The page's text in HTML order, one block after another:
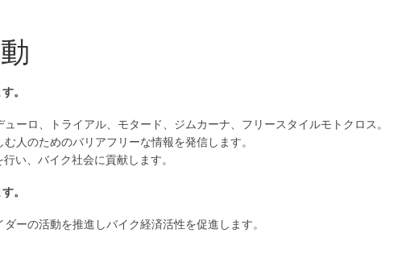
。
ーロ、トライアル、モタード、ジムカーナ、フリースタイルモトクロス。
人のためのバリアフリーな情報を発信します。
い、バイク社会に貢献します。
。
ーの活動を推進しバイク経済活性を促進します。